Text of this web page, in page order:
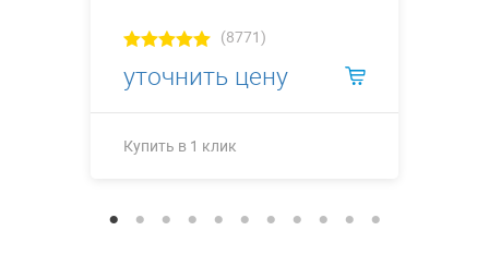
(8771)
уточнить цену
Купить в 1 клик